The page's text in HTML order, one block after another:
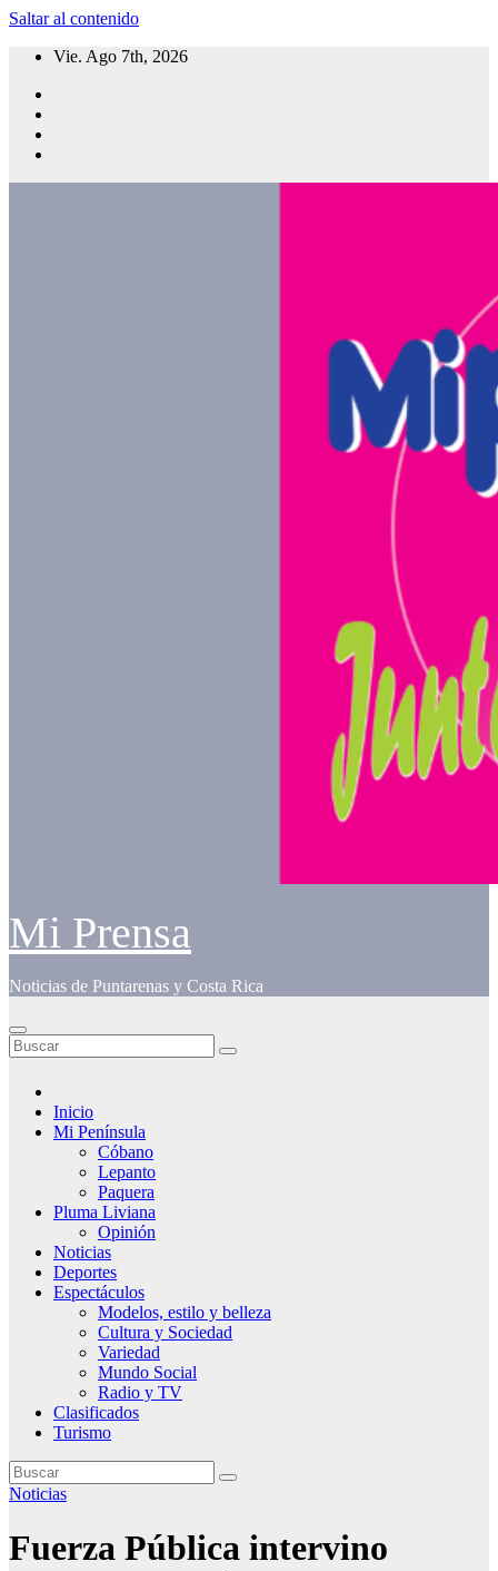
Saltar al contenido
Vie. Ago 7th, 2026
Mi Prensa
Noticias de Puntarenas y Costa Rica
Inicio
Mi Península
Cóbano
Lepanto
Paquera
Pluma Liviana
Opinión
Noticias
Deportes
Espectáculos
Modelos, estilo y belleza
Cultura y Sociedad
Variedad
Mundo Social
Radio y TV
Clasificados
Turismo
Noticias
Fuerza Pública intervino